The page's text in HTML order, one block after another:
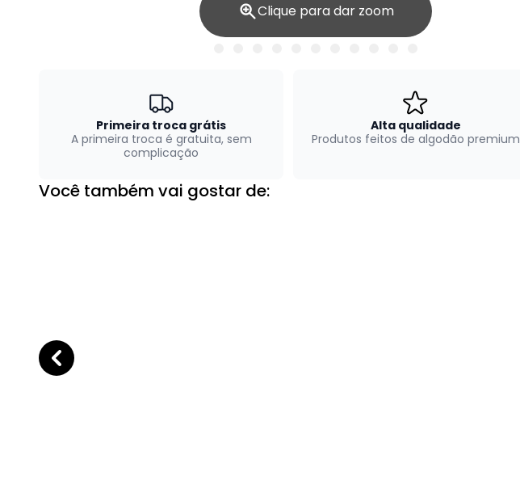
Clique para dar zoom
Primeira troca grátis
A primeira troca é gratuita, sem
complicação
Alta qualidade
Produtos feitos de algodão premium
Você também vai gostar de: